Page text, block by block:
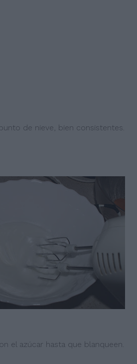
de nieve, bien consistentes.
el azúcar hasta que blanqueen.